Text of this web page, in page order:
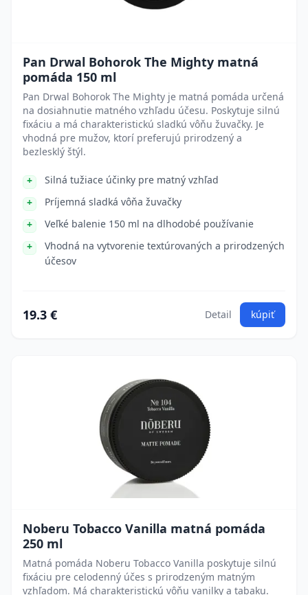
Pan Drwal Bohorok The Mighty matná
pomáda 150 ml
Pan Drwal Bohorok The Mighty je matná pomáda určená
na dosiahnutie matného vzhľadu účesu. Poskytuje silnú
fixáciu a má charakteristickú sladkú vôňu žuvačky. Je
vhodná pre mužov, ktorí preferujú prirodzený a
bezlesklý štýl.
Silná tužiace účinky pre matný vzhľad
Príjemná sladká vôňa žuvačky
Veľké balenie 150 ml na dlhodobé používanie
Vhodná na vytvorenie textúrovaných a prirodzených
účesov
19.3 € Detail kúpiť
Noberu Tobacco Vanilla matná pomáda
250 ml
Matná pomáda Noberu Tobacco Vanilla poskytuje silnú
fixáciu pre celodenný účes s prirodzeným matným
vzhľadom. Má charakteristickú vôňu vanilky a tabaku.